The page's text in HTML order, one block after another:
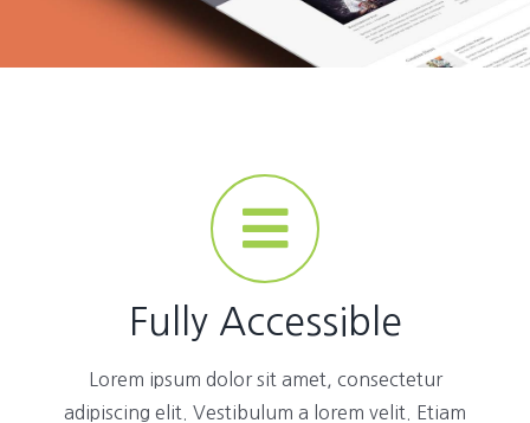
Fully Accessible
Lorem ipsum dolor sit amet, consectetur
adipiscing elit. Vestibulum a lorem velit. Etiam